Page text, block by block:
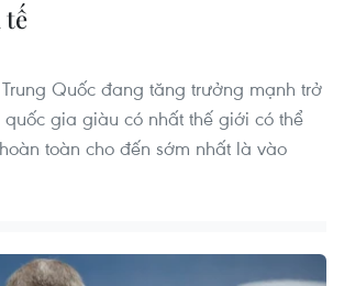
tế
Quốc đang tăng trưởng mạnh trở
gia giàu có nhất thế giới có thể
toàn cho đến sớm nhất là vào